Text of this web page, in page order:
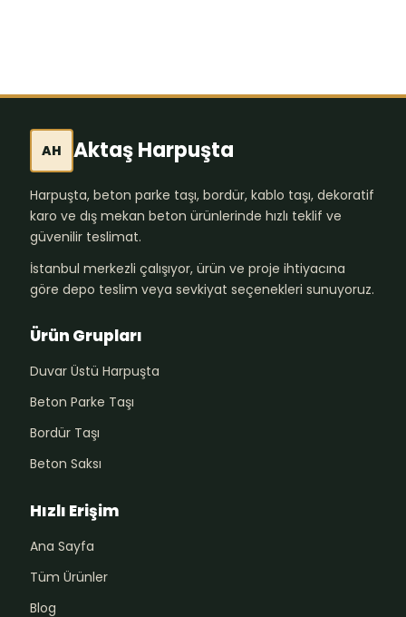
AH Aktaş Harpuşta
Harpuşta, beton parke taşı, bordür, kablo taşı, dekoratif
karo ve dış mekan beton ürünlerinde hızlı teklif ve
güvenilir teslimat.
İstanbul merkezli çalışıyor, ürün ve proje ihtiyacına
göre depo teslim veya sevkiyat seçenekleri sunuyoruz.
Ürün Grupları
Duvar Üstü Harpuşta
Beton Parke Taşı
Bordür Taşı
Beton Saksı
Hızlı Erişim
Ana Sayfa
Tüm Ürünler
Blog